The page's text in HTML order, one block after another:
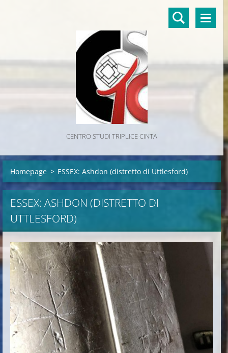
CENTRO STUDI TRIPLICE CINTA
Homepage > ESSEX: Ashdon (distretto di Uttlesford)
ESSEX: ASHDON (DISTRETTO DI
UTTLESFORD)